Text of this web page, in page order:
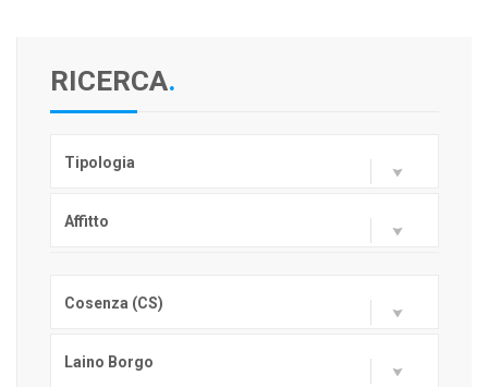
RICERCA.
Tipologia
Affitto
Cosenza (CS)
Laino Borgo